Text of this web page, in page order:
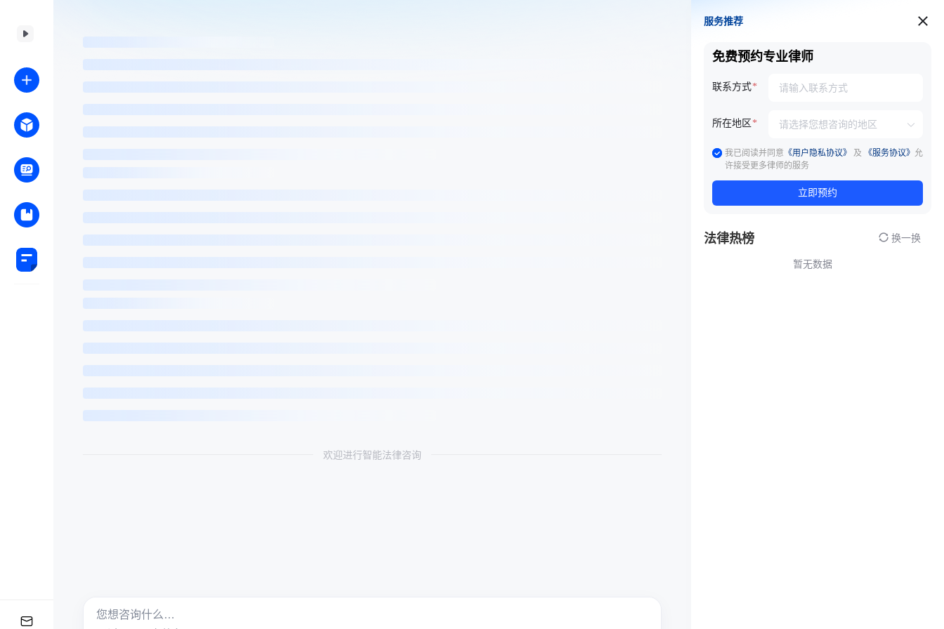
欢迎进行智能法律咨询
服务推荐
服务推荐
免费预约专业律师
联系方式
所在地区
我已阅读并同意 《用户隐私协议》 及 《服务协议》 允
许接受更多律师的服务
立即预约
法律热榜 换一换
暂无数据